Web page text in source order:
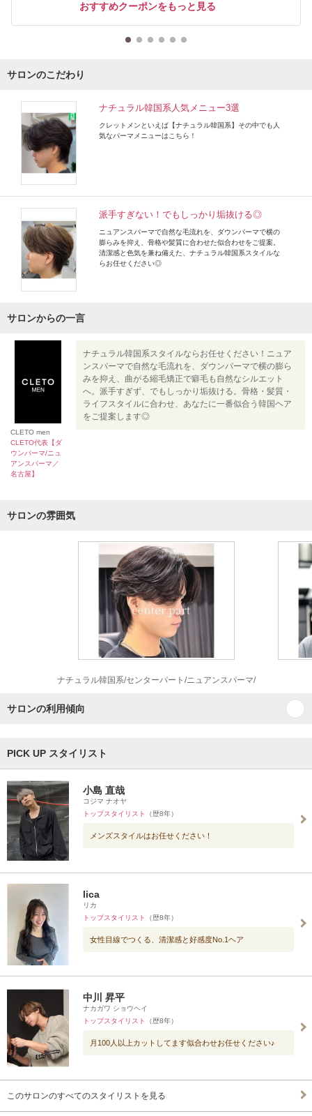
おすすめクーポンをもっと見る
サロンのこだわり
ナチュラル韓国系人気メニュー3選
クレットメンといえば【ナチュラル韓国系】その中でも人
気なパーマメニューはこちら！
派手すぎない！でもしっかり垢抜ける◎
ニュアンスパーマで自然な毛流れを、ダウンパーマで横の
膨らみを抑え、骨格や髪質に合わせた似合わせをご提案。
清潔感と色気を兼ね備えた、ナチュラル韓国系スタイルな
らお任せください◎
サロンからの一言
CLETO men
CLETO代表【ダ
ウンパーマ/ニュ
アンスパーマ／
名古屋】
ナチュラル韓国系スタイルならお任せください！ニュア
ンスパーマで自然な毛流れを、ダウンパーマで横の膨ら
みを抑え、曲がる縮毛矯正で癖毛も自然なシルエット
へ。派手すぎず、でもしっかり垢抜ける。骨格・髪質・
ライフスタイルに合わせ、あなたに一番似合う韓国ヘア
をご提案します◎
サロンの雰囲気
ナチュラル韓国系/センターパート/ニュアンスパーマ/
サロンの利用傾向
PICK UP スタイリスト
小島 直哉
コジマ ナオヤ
トップスタイリスト
（歴8年）
メンズスタイルはお任せください！
lica
リカ
トップスタイリスト
（歴8年）
女性目線でつくる、清潔感と好感度No.1ヘア
中川 昇平
ナカガワ ショウヘイ
トップスタイリスト
（歴8年）
月100人以上カットしてます似合わせお任せください♪
このサロンのすべてのスタイリストを見る